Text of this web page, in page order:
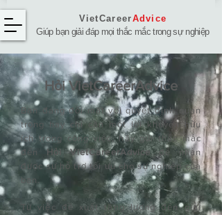
VietCareerAdvice
Giúp bạn giải đáp mọi thắc mắc trong sự nghiệp
Hỏi ​VietCareerAdvice
Bạn đang đối mặt với quyết định quan
trọng hay chỉ cần một lời khuyên hữu
ích trong công việc, hãy gửi thắc mắc
đếnHỏi VietCareerAdviceđể nhận
được sự hỗ trợ tối ưu cho sự nghiệp của
bạn.
Từ việc đề xuất tăng lương đến giải